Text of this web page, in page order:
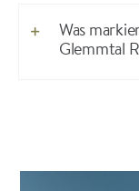
Was
Glemmtal